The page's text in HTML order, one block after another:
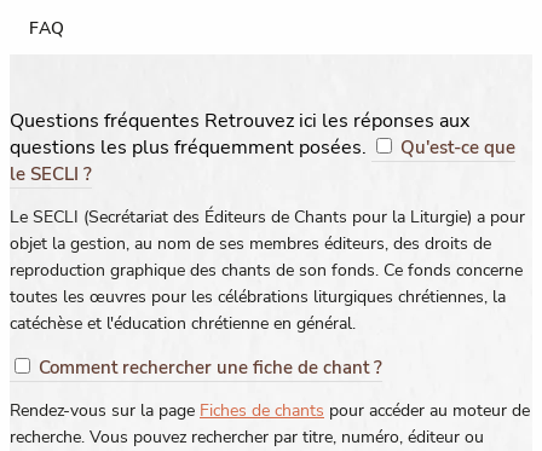
FAQ
Questions fréquentes Retrouvez ici les réponses aux
questions les plus fréquemment posées.
Qu'est-ce que
le SECLI ?
Le SECLI (Secrétariat des Éditeurs de Chants pour la Liturgie) a pour
objet la gestion, au nom de ses membres éditeurs, des droits de
reproduction graphique des chants de son fonds. Ce fonds concerne
toutes les œuvres pour les célébrations liturgiques chrétiennes, la
catéchèse et l'éducation chrétienne en général.
Comment rechercher une fiche de chant ?
Rendez-vous sur la page Fiches de chants pour accéder au moteur de
recherche. Vous pouvez rechercher par titre, numéro, éditeur ou